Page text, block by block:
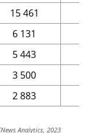
15 461
6 131
5 443
3 500
2 883
Analytics, 2023